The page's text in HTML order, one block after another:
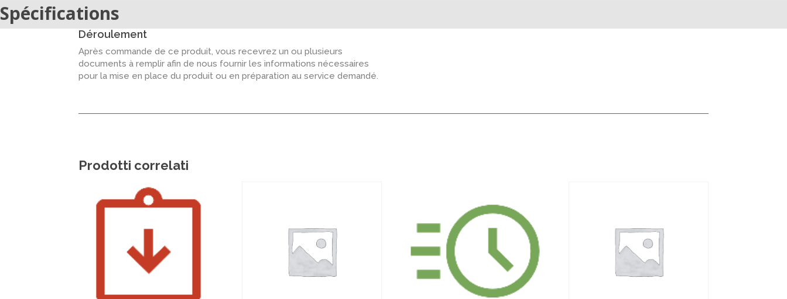
Spécifications
Déroulement
Après commande de ce produit, vous recevrez un ou plusieurs
documents à remplir afin de nous fournir les informations nécessaires
pour la mise en place du produit ou en préparation au service demandé.
Prodotti correlati